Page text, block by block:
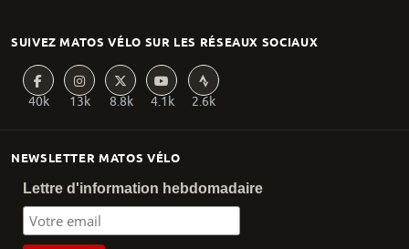
NEWSLETTER MATOS VÉLO
Lettre d'information hebdomadaire
SUIVEZ MATOS VÉLO SUR LES RÉSEAUX SOCIAUX
40k 13k 8.8k 4.1k 2.6k